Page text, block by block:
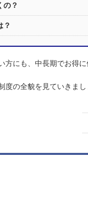
の？
？
方にも、中長期でお得
度の全貌を見ていきまし